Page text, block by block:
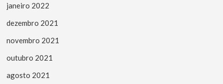
janeiro 2022
dezembro 2021
novembro 2021
outubro 2021
agosto 2021